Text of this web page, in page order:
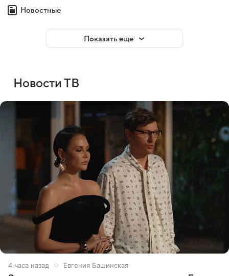
Новостные
Показать еще
Новости ТВ
4 часа назад Евгения Башинская